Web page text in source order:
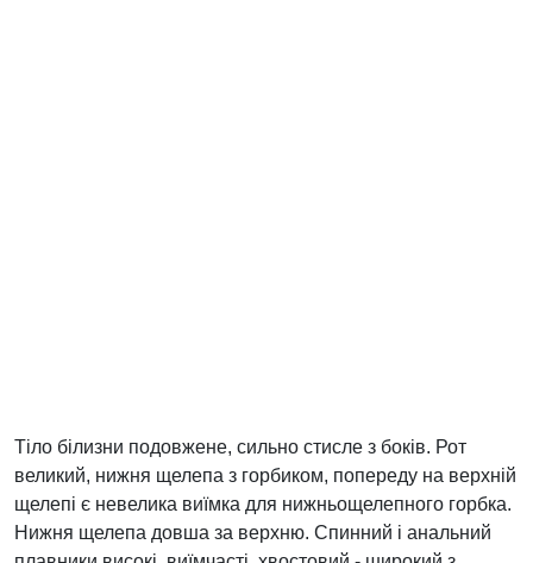
Тіло білизни подовжене, сильно стисле з боків. Рот
великий, нижня щелепа з горбиком, попереду на верхній
щелепі є невелика виїмка для нижньощелепного горбка.
Нижня щелепа довша за верхню. Спинний і анальний